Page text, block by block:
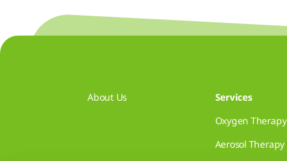
About Us
Services
Oxygen Therapy
Aerosol Therapy